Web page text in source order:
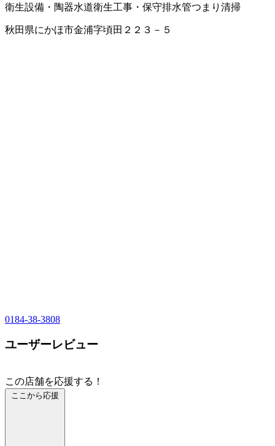
衛生設備・陶器水道衛生工事・保守排水管つまり清掃
秋田県にかほ市金浦字頃田２２３－５
0184-38-3808
ユーザーレビュー
この店舗を応援する！
ここから応援